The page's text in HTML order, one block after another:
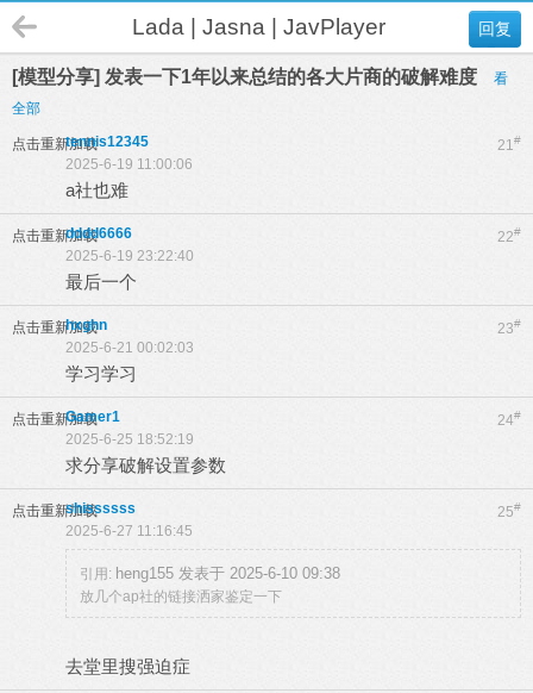
回复
Lada | Jasna | JavPlayer
[模型分享] 发表一下1年以来总结的各大片商的破解难度
看
全部
点击重新加载 21#
tennis12345
2025-6-19 11:00:06
a社也难
点击重新加载 22#
dddd6666
2025-6-19 23:22:40
最后一个
点击重新加载 23#
hxghn
2025-6-21 00:02:03
学习学习
点击重新加载 24#
Gamer1
2025-6-25 18:52:19
求分享破解设置参数
点击重新加载 25#
shissssss
2025-6-27 11:16:45
引用: heng155 发表于 2025-6-10 09:38
放几个ap社的链接洒家鉴定一下
去堂里搜强迫症